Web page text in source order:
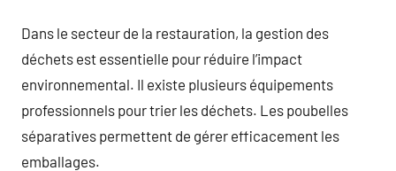
Dans le secteur de la restauration, la gestion des
déchets est essentielle pour réduire l’impact
environnemental. Il existe plusieurs équipements
professionnels pour trier les déchets. Les poubelles
séparatives permettent de gérer efficacement les
emballages.